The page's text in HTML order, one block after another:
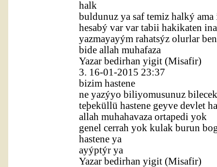
halk
buldunuz ya saf temiz halký
hesabý var var tabii hakikaten
yazmayayým rahatsýz olurlar
bide allah muhafaza
Yazar bedirhan yigit (Misafir)
3. 16-01-2015 23:37
bizim hastene
ne yazýyo biliyomusunuz
teþeküllü hastene geyve devlet
allah muhahavaza ortapedi yok
genel cerrah yok kulak burun
hastene ya
ayýptýr ya
Yazar bedirhan yigit (Misafir)